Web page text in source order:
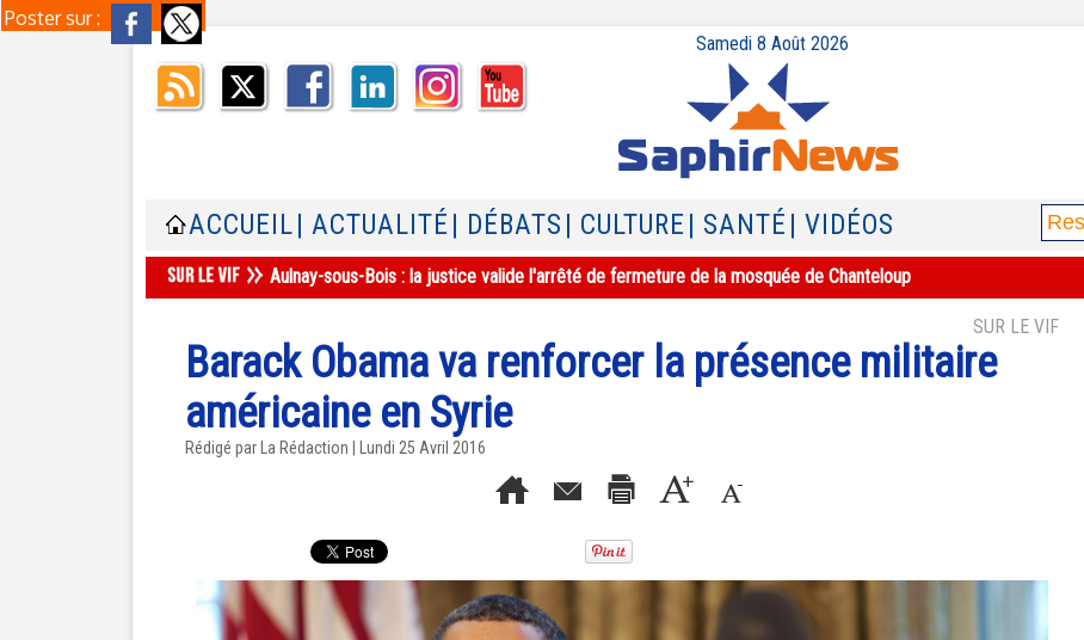
Poster sur :
Samedi 8 Août 2026
ACCUEIL | ACTUALITÉ | DÉBATS | CULTURE | SANTÉ | VIDÉOS
Aulnay-sous-Bois : la justice valide l'arrêté de fermeture de la mosquée de Chanteloup
SUR LE VIF
Barack Obama va renforcer la présence militaire
américaine en Syrie
Rédigé par La Rédaction | Lundi 25 Avril 2016